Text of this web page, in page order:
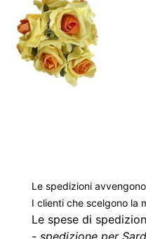
Le spedizioni
I clienti che scelgono la
Le spese di
- spedizione per